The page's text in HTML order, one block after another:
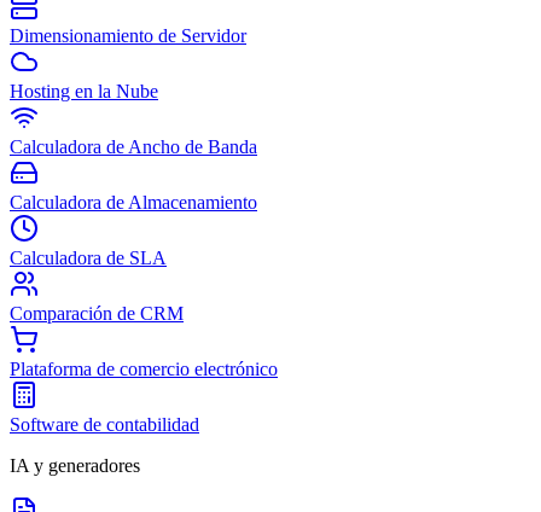
Dimensionamiento de Servidor
Hosting en la Nube
Calculadora de Ancho de Banda
Calculadora de Almacenamiento
Calculadora de SLA
Comparación de CRM
Plataforma de comercio electrónico
Software de contabilidad
IA y generadores